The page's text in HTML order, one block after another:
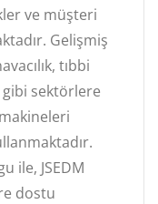
ve müşteri
Gelişmiş
tıbbi
sektörlere
ile, JSEDM
dostu